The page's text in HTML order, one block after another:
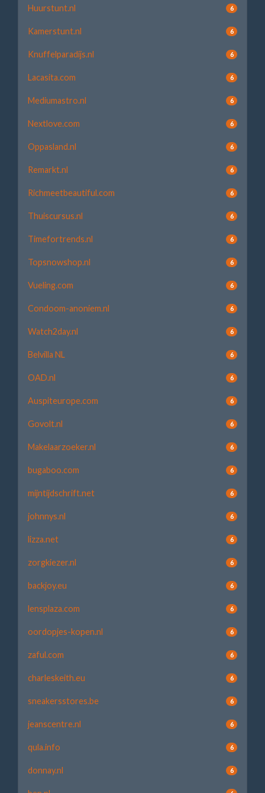
Huurstunt.nl 6
Kamerstunt.nl 6
Knuffelparadijs.nl 6
Lacasita.com 6
Mediumastro.nl 6
Nextlove.com 6
Oppasland.nl 6
Remarkt.nl 6
Richmeetbeautiful.com 6
Thuiscursus.nl 6
Timefortrends.nl 6
Topsnowshop.nl 6
Vueling.com 6
Condoom-anoniem.nl 6
Watch2day.nl 6
Belvilla NL 6
OAD.nl 6
Auspiteurope.com 6
Govolt.nl 6
Makelaarzoeker.nl 6
bugaboo.com 6
mijntijdschrift.net 6
johnnys.nl 6
lizza.net 6
zorgkiezer.nl 6
backjoy.eu 6
lensplaza.com 6
oordopjes-kopen.nl 6
zaful.com 6
charleskeith.eu 6
sneakersstores.be 6
jeanscentre.nl 6
qula.info 6
donnay.nl 6